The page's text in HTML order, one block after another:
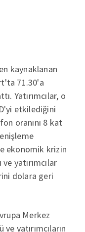
kaynaklanan
71.30'a
Yatırımcılar, o
etkilediğini
oranını 8 kat
ekonomik krizin
ve yatırımcılar
dolara geri
Merkez
yatırımcıların